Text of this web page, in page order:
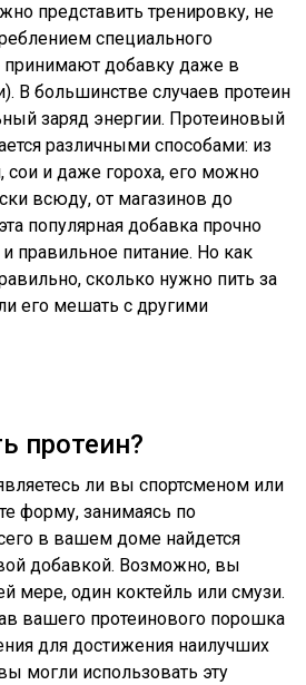
представить тренировку, не
специального
принимают добавку даже в
В большинстве случаев протеин
заряд энергии. Протеиновый
различными способами: из
сои и даже гороха, его можно
всюду, от магазинов до
популярная добавка прочно
правильное питание. Но как
сколько нужно пить за
его мешать с другими
протеин?
ли вы спортсменом или
форму, занимаясь по
в вашем доме найдется
добавкой. Возможно, вы
мере, один коктейль или смузи.
вашего протеинового порошка
для достижения наилучших
могли использовать эту